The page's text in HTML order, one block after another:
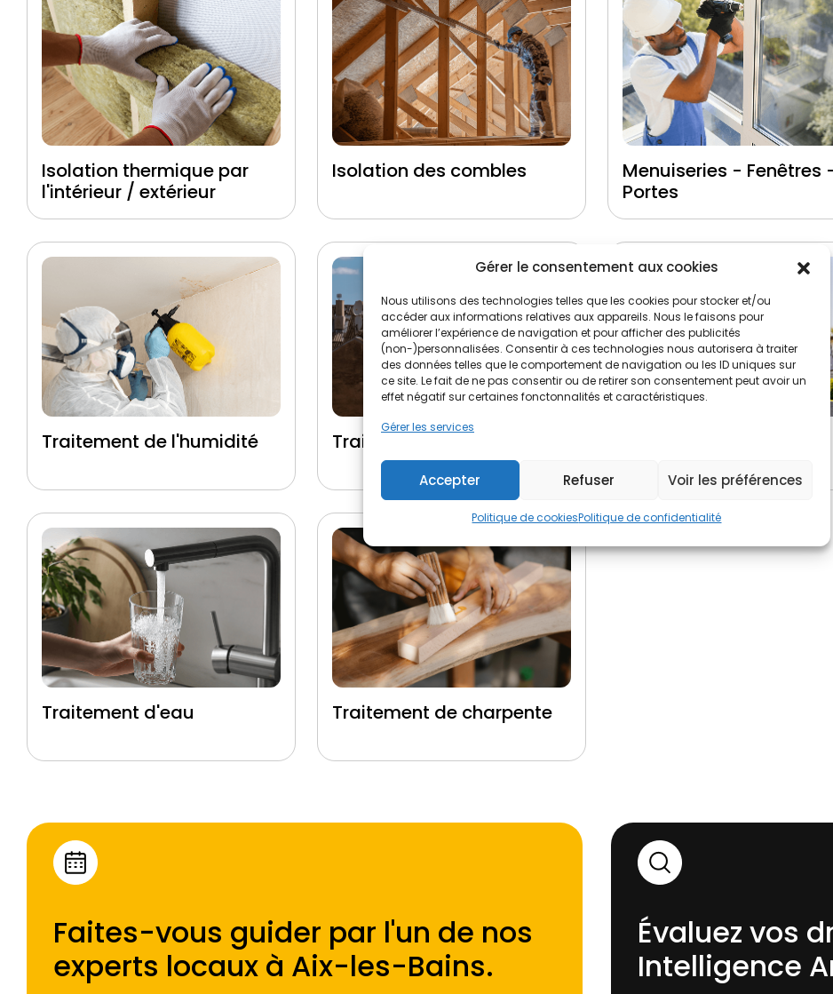
Gérer le consentement aux cookies
Nous utilisons des technologies telles que les cookies pour stocker et/ou
accéder aux informations relatives aux appareils. Nous le faisons pour
améliorer l’expérience de navigation et pour afficher des publicités
(non-)personnalisées. Consentir à ces technologies nous autorisera à traiter
des données telles que le comportement de navigation ou les ID uniques sur
ce site. Le fait de ne pas consentir ou de retirer son consentement peut avoir un
effet négatif sur certaines fonctonnalités et caractéristiques.
Gérer les services
Accepter Refuser Voir les préférences
Politique de cookiesPolitique de confidentialité
Isolation thermique par
l'intérieur / extérieur
Isolation des combles
Menuiseries - Fenêtres
Portes
Traitement de l'humidité Traitement de toiture
Traitement d'eau Traitement de charpente
Faites-vous guider par l'un de nos
experts locaux à Aix-les-Bains.
Évaluez vos
Intelligence